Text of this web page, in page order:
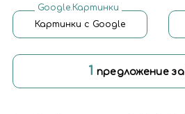
Google.Картинки
Картинки с Google
1 предложение за